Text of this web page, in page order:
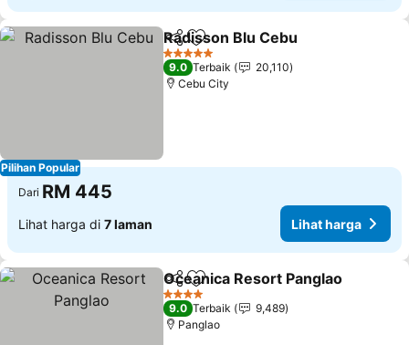
Pilihan Popular
KongsiTambah ke favorit
Radisson Blu Cebu
5 Bintang
9.0 Terbaik
20,110
Cebu City
Dari RM 445
Lihat harga di 7 laman Lihat harga
KongsiTambah ke favorit
Oceanica Resort Panglao
4 Bintang
9.0 Terbaik
9,489
Panglao